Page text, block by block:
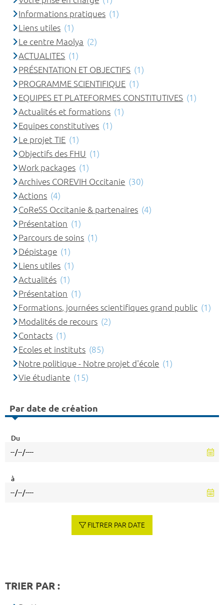
Informations pratiques (1)
Liens utiles (1)
Le centre Maolya (2)
ACTUALITES (1)
PRÉSENTATION ET OBJECTIFS (1)
PROGRAMME SCIENTIFIQUE (1)
EQUIPES ET PLATEFORMES CONSTITUTIVES (1)
Actualités et formations (1)
Equipes constitutives (1)
Le projet TIE (1)
Objectifs des FHU (1)
Work packages (1)
Archives COREVIH Occitanie (30)
Actions (4)
CoReSS Occitanie & partenaires (4)
Présentation (1)
Parcours de soins (1)
Dépistage (1)
Liens utiles (1)
Actualités (1)
Présentation (1)
Formations, journées scientifiques grand public (1)
Modalités de recours (2)
Contacts (1)
Ecoles et instituts (85)
Notre politique - Notre projet d'école (1)
Vie étudiante (15)
Par date de création
Du
à
FILTRER PAR DATE
TRIER PAR :